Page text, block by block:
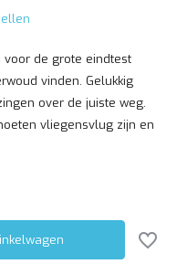
de grote eindtest
vinden. Gelukkig
over de juiste weg.
vliegensvlug zijn en